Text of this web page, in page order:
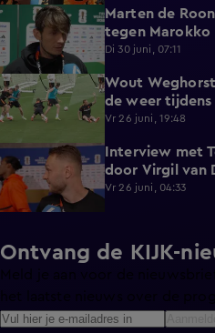
3:26
Marten de
tegen
'Gelijkwaardige
Di 30 juni, 07:11
2:58
Wout
de weer tijdens
tweede keer!'
Vr 26 juni, 19:48
2:43
Interview met
door Virgil van
lekker!'
Vr 26 juni, 04:33
Ontvang de KIJK-